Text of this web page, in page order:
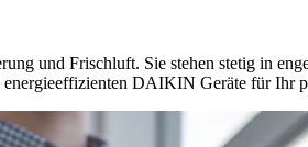
und Frischluft. Sie stehen stetig in
DAIKIN Geräte für Ihr